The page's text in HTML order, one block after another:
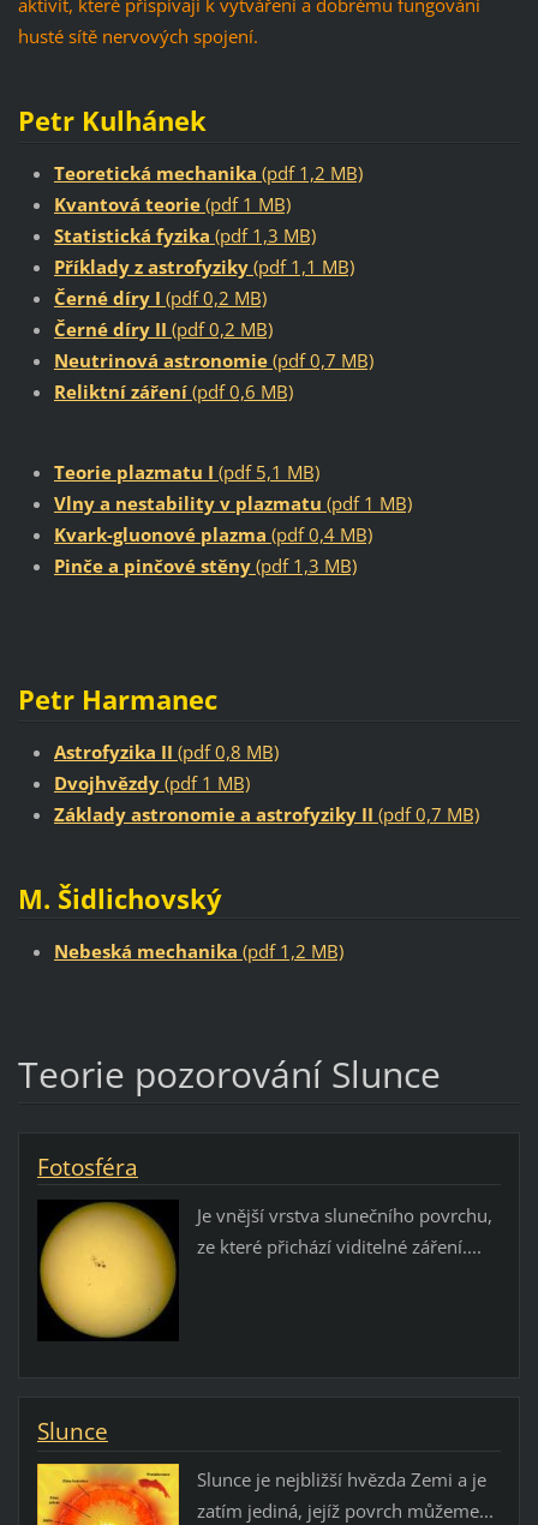
aktivit, které přispívají k vytváření a dobrému fungování
husté sítě nervových spojení.
Petr Kulhánek
Teoretická mechanika (pdf 1,2 MB)
Kvantová teorie(pdf 1 MB)
Statistická fyzika (pdf 1,3 MB)
Příklady z astrofyziky(pdf 1,1 MB)
Černé díry I (pdf 0,2 MB)
Černé díry II (pdf 0,2 MB)
Neutrinová astronomie(pdf 0,7 MB)
Reliktní záření(pdf 0,6 MB)
Teorie plazmatu I (pdf 5,1 MB)
Vlny a nestability v plazmatu (pdf 1 MB)
Kvark-gluonové plazma (pdf 0,4 MB)
Pinče a pinčové stěny(pdf 1,3 MB)
Petr Harmanec
Astrofyzika II (pdf 0,8 MB)
Dvojhvězdy (pdf 1 MB)
Základy astronomie a astrofyziky II (pdf 0,7 MB)
M. Šidlichovský
Nebeská mechanika (pdf 1,2 MB)
Teorie pozorování Slunce
Fotosféra
Je vnější vrstva slunečního povrchu,
ze které přichází viditelné záření....
Slunce
Slunce je nejbližší hvězda Zemi a je
zatím jediná, jejíž povrch můžeme...